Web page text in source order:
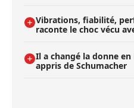
Vibrations, fiabilité,
raconte le choc vécu
Il a changé la donne en
appris de Schumacher